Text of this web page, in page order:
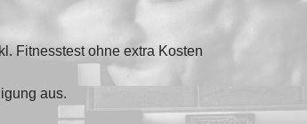
Fitnesstest ohne extra Kosten
aus.